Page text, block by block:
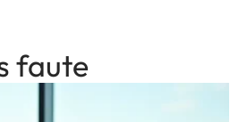
faute